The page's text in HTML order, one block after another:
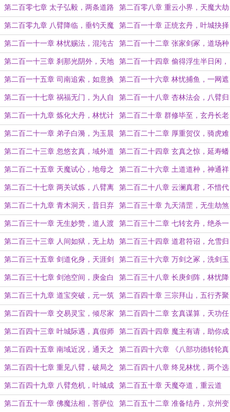
法主
第二百零七章 太子弘毅，两条道路 第二百零八章 重云小界，天魔大劫
第二百零九章 八臂降临，垂钓天魔 第二百一十章 正统玄丹，叶城抉择
第二百一十一章 林忧赐法，混沌古
玉
第二百一十二章 张家剑冢，道场种
谷
第二百一十三章 刹那光阴外，天地
一枯荣
第二百一十四章 偷得浮生半日闲，
且听老农话稻桑
第二百一十五章 司南追索，如意换
形
第二百一十六章 林忧捕鱼，一网遮
天
第二百一十七章 祸福无门，为人自
召
第二百一十八章 杏林法会，八臂归
来
第二百一十九章 炼化大丹，林忧计
划
第二百二十章 群修毕至，玄丹长老
第二百二十一章 弟子白漪，为玉晨
老师贺！
第二百二十二章 厚重贺仪，骑虎难
下
第二百二十三章 忽悠玄真，域外道
君？
第二百二十四章 玄真之惊，延寿蟠
桃
第二百二十五章 天魔试心，地母之
精
第二百二十六章 土道道种，神通祥
瑞
第二百二十七章 两关试炼，八臂离
去
第二百二十八章 云澜真君，不惜代
价
第二百二十九章 青木洞天，昔日弃
徒
第二百三十章 九天清罡，无生劫煞
第二百三十一章 无生妙赞，道人渡
劫
第二百三十二章 七转玄丹，绝杀一
击
第二百三十三章 人间如狱，无上劫
宗
第二百三十四章 道君符诏，允雪归
京
第二百三十五章 剑道化身，天涯剑
阁
第二百三十六章 万剑之冢，洗剑玉
池
第二百三十七章 剑池空间，庚金白
虎
第二百三十八章 长庚剑阵，林忧降
临
第二百三十九章 道宝突破，元一筑
基
第二百四十章 三宗拜山，五行齐聚
第二百四十一章 交易灵宝，倾尽家
财
第二百四十二章 玄真谋算，天功任
务
第二百四十三章 叶城际遇，真假师
弟
第二百四十四章 魔主有请，助你成
丹！
第二百四十五章 南域近况，通天之
塔
第二百四十六章 《八部功德转轮真
经》
第二百四十七章 重见八臂，破局之
法
第二百四十八章 终见林忧，两个选
择
第二百四十九章 八臂危机，叶城成
丹
第二百五十章 天魔夺道，重云道
场！
第二百五十一章 佛魔法相，菩萨位 第二百五十二章 准备结丹，京州变